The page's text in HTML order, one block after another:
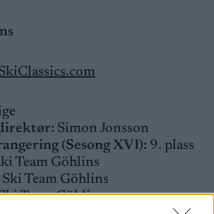
Simon Jonsson
(Sesong XVI): 9. plass
Team Göhlins
Ski Team Göhlins
Team Göhlins